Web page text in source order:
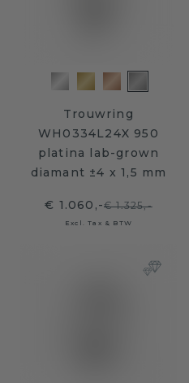
Trouwring
WH0334L24X 950
platina lab-grown
diamant ±4 x 1,5 mm
€ 1.060,-€ 1.325,-
Excl. Tax & BTW